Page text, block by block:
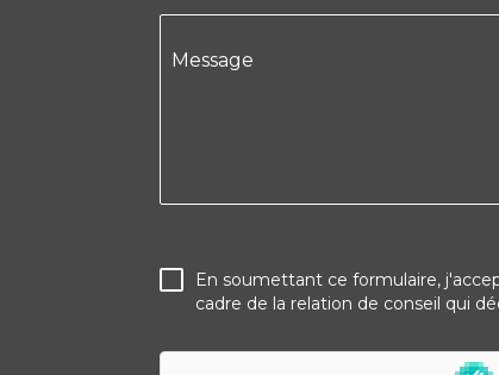
Message
En soumettant ce formulaire,
cadre de la relation de conseil qui